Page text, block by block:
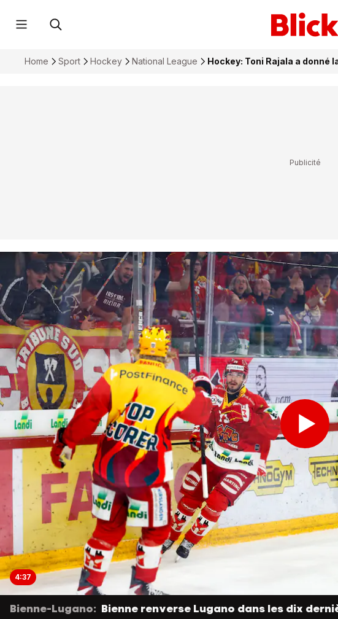
Home Sport Hockey National League Hockey: Toni Rajala a donné
4:37
Bienne-Lugano: Bienne renverse Lugano dans les dix